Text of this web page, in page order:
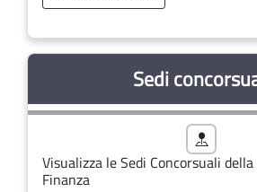
Sedi
Visualizza le Sedi Concorsuali
Finanza